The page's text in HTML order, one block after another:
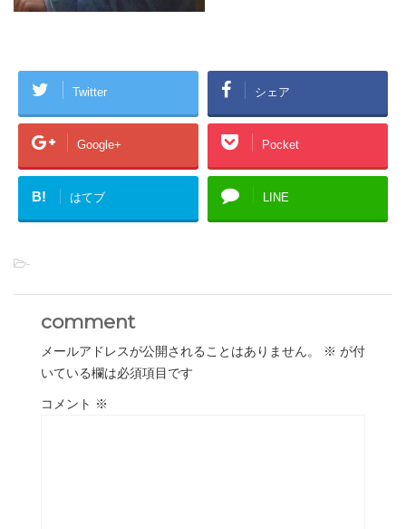
Twitter シェア
Google+ Pocket
B! はてブ LINE
-
comment
メールアドレスが公開されることはありません。 ※ が付
いている欄は必須項目です
コメント ※